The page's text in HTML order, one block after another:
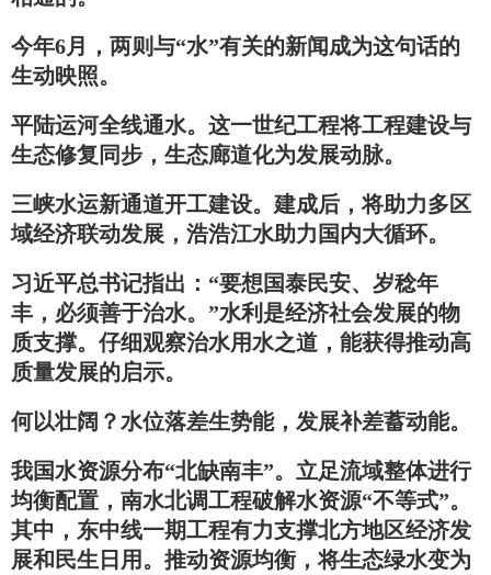
今年6月，两则与“水”有关的新闻成为这句话的
生动映照。
平陆运河全线通水。这一世纪工程将工程建设与
生态修复同步，生态廊道化为发展动脉。
三峡水运新通道开工建设。建成后，将助力多区
域经济联动发展，浩浩江水助力国内大循环。
习近平总书记指出：“要想国泰民安、岁稔年
丰，必须善于治水。”水利是经济社会发展的物
质支撑。仔细观察治水用水之道，能获得推动高
质量发展的启示。
何以壮阔？水位落差生势能，发展补差蓄动能。
我国水资源分布“北缺南丰”。立足流域整体进行
均衡配置，南水北调工程破解水资源“不等式”。
其中，东中线一期工程有力支撑北方地区经济发
展和民生日用。推动资源均衡，将生态绿水变为